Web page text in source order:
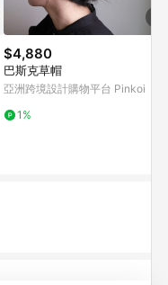
$4,880
巴斯克草帽
亞洲跨境設計購物平台 Pinkoi
1%